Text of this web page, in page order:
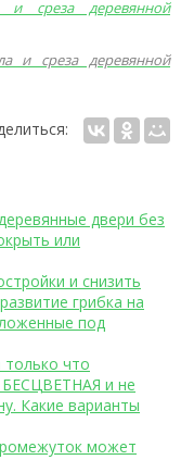
и среза деревянной
двери без
или
и снизить
грибка на
под
что
БЕСЦВЕТНАЯ и не
Какие варианты
может